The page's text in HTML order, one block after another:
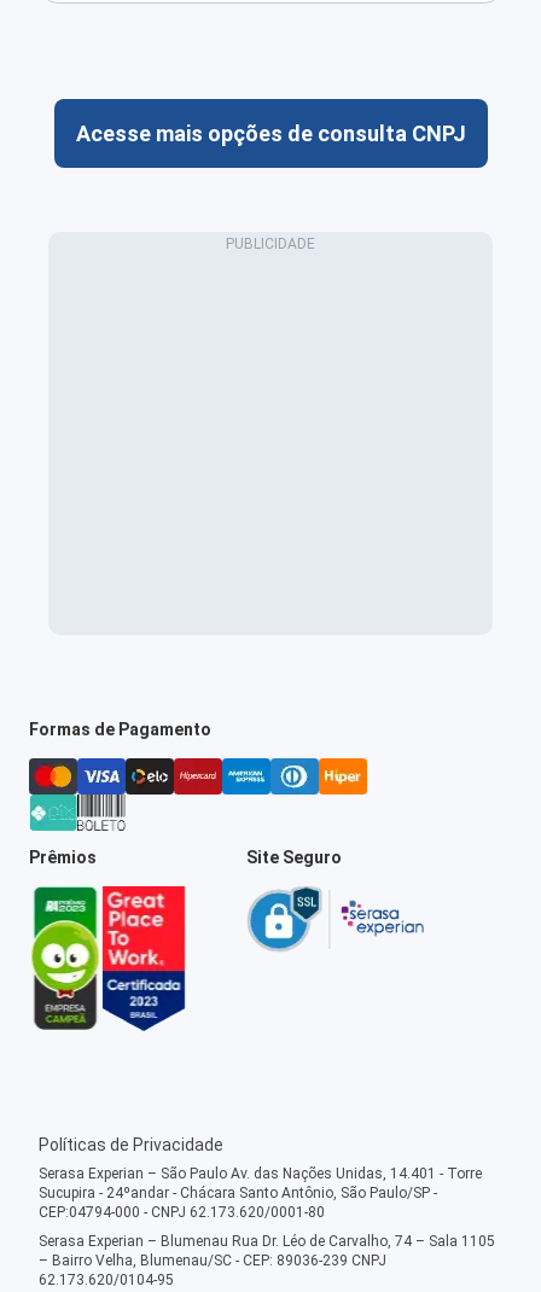
Acesse mais opções de consulta CNPJ
Formas de Pagamento
Prêmios Site Seguro
Políticas de Privacidade
Serasa Experian – São Paulo Av. das Nações Unidas, 14.401 - Torre
Sucupira - 24ºandar - Chácara Santo Antônio, São Paulo/SP -
CEP:04794-000 - CNPJ 62.173.620/0001-80
Serasa Experian – Blumenau Rua Dr. Léo de Carvalho, 74 – Sala 1105
– Bairro Velha, Blumenau/SC - CEP: 89036-239 CNPJ
62.173.620/0104-95